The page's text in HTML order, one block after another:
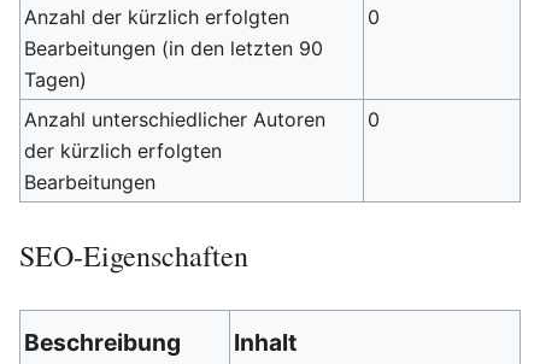
Anzahl der kürzlich erfolgten
Bearbeitungen (in den letzten 90
Tagen)
0
Anzahl unterschiedlicher Autoren
der kürzlich erfolgten
Bearbeitungen
0
SEO-Eigenschaften
Beschreibung Inhalt